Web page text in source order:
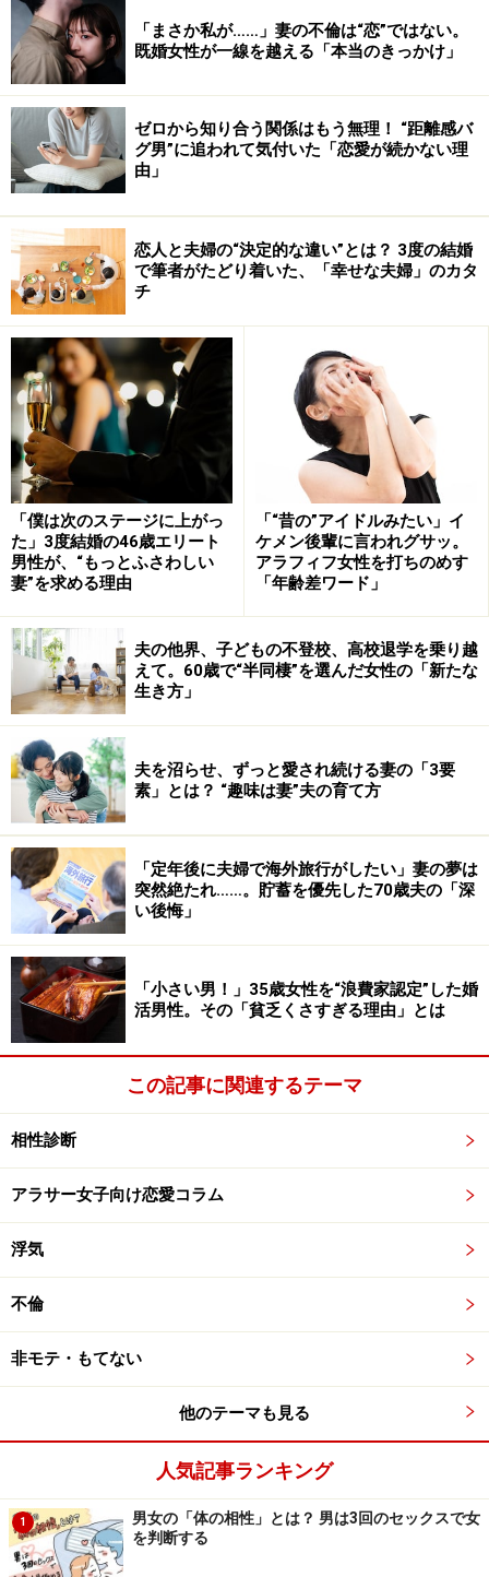
「まさか私が……」妻の不倫は“恋”ではない。
既婚女性が一線を越える「本当のきっかけ」
ゼロから知り合う関係はもう無理！ “距離感バ
グ男”に追われて気付いた「恋愛が続かない理
由」
恋人と夫婦の“決定的な違い”とは？ 3度の結婚
で筆者がたどり着いた、「幸せな夫婦」のカタ
チ
「僕は次のステージに上がっ
た」3度結婚の46歳エリート
男性が、“もっとふさわしい
妻”を求める理由
「“昔の”アイドルみたい」イ
ケメン後輩に言われグサッ。
アラフィフ女性を打ちのめす
「年齢差ワード」
夫の他界、子どもの不登校、高校退学を乗り越
えて。60歳で“半同棲”を選んだ女性の「新たな
生き方」
夫を沼らせ、ずっと愛され続ける妻の「3要
素」とは？ “趣味は妻”夫の育て方
「定年後に夫婦で海外旅行がしたい」妻の夢は
突然絶たれ……。貯蓄を優先した70歳夫の「深
い後悔」
「小さい男！」35歳女性を“浪費家認定”した婚
活男性。その「貧乏くさすぎる理由」とは
この記事に関連するテーマ
相性診断
アラサー女子向け恋愛コラム
浮気
不倫
非モテ・もてない
他のテーマも見る
人気記事ランキング
1
男女の「体の相性」とは？ 男は3回のセックスで女
を判断する